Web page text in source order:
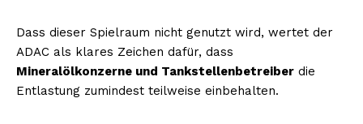
Dass dieser Spielraum nicht genutzt wird, wertet der
ADAC als klares Zeichen dafür, dass
Mineralölkonzerne und Tankstellenbetreiber die
Entlastung zumindest teilweise einbehalten.